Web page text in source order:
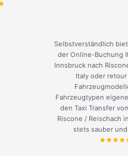
Selbstverständlich
der Online-Buchung
Innsbruck nach
Italy oder
Fahrzeugtypen
den Taxi Transfer
Riscone / Reischach
stets sauber